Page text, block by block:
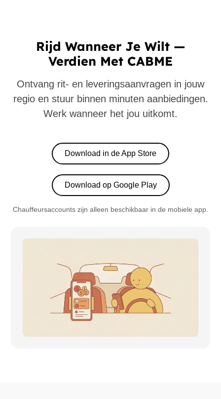
Rijd Wanneer Je Wilt —
Verdien Met CABME
Ontvang rit- en leveringsaanvragen in jouw
regio en stuur binnen minuten aanbiedingen.
Werk wanneer het jou uitkomt.
Download in de App Store
Download op Google Play
Chauffeursaccounts zijn alleen beschikbaar in de mobiele app.